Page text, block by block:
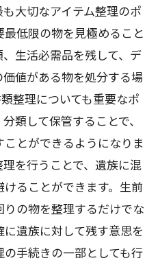
大切なアイテム整理のポ
低限の物を見極めること
生活必需品を残して、デ
値がある物を処分する場
整理についても重要なポ
類して保管することで、
とができるようになりま
を行うことで、遺族に混
ることができます。生前
の物を整理するだけでな
遺族に対して残す意思を
手続きの一部としても行